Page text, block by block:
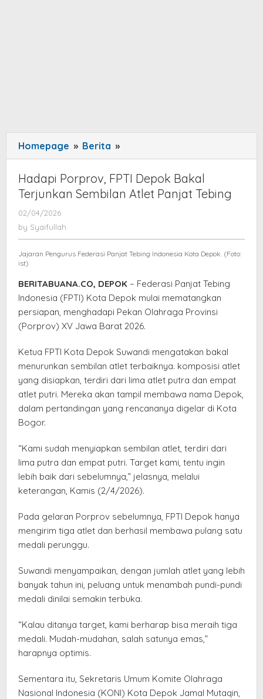
Homepage » Berita »
Porprov,
FPTI
Depok
Bakal
Panjat
Hadapi Porprov, FPTI Depok Bakal
Terjunkan Sembilan Atlet Panjat Tebing
02/04/2026
by Syaifullah
Jajaran Pengurus Federasi Panjat Tebing Indonesia Kota Depok. (Foto:
ist)
BERITABUANA.CO, DEPOK – Federasi Panjat Tebing
Indonesia (FPTI) Kota Depok mulai mematangkan
persiapan, menghadapi Pekan Olahraga Provinsi
(Porprov) XV Jawa Barat 2026.
Ketua FPTI Kota Depok Suwandi mengatakan bakal
menurunkan sembilan atlet terbaiknya. komposisi atlet
yang disiapkan, terdiri dari lima atlet putra dan empat
atlet putri. Mereka akan tampil membawa nama Depok,
dalam pertandingan yang rencananya digelar di Kota
Bogor.
“Kami sudah menyiapkan sembilan atlet, terdiri dari
lima putra dan empat putri. Target kami, tentu ingin
lebih baik dari sebelumnya,” jelasnya, melalui
keterangan, Kamis (2/4/2026).
Pada gelaran Porprov sebelumnya, FPTI Depok hanya
mengirim tiga atlet dan berhasil membawa pulang satu
medali perunggu.
Suwandi menyampaikan, dengan jumlah atlet yang lebih
banyak tahun ini, peluang untuk menambah pundi-pundi
medali dinilai semakin terbuka.
“Kalau ditanya target, kami berharap bisa meraih tiga
medali. Mudah-mudahan, salah satunya emas,”
harapnya optimis.
Sementara itu, Sekretaris Umum Komite Olahraga
Nasional Indonesia (KONI) Kota Depok Jamal Mutaqin,